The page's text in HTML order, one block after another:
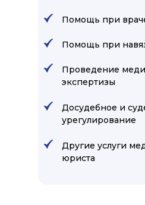
Помощь при
Досудебное и
урегулирование
Помощь при
Проведение
экспертизы
Другие услуги
юриста